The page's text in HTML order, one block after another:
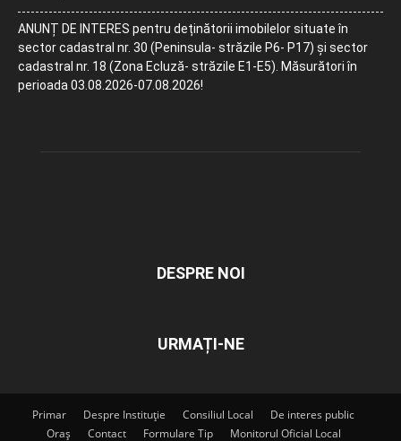
ANUNȚ DE INTERES pentru deținătorii imobilelor situate în
sector cadastral nr. 30 (Peninsula- străzile P6- P17) și sector
cadastral nr. 18 (Zona Ecluză- străzile E1-E5). Măsurători în
perioada 03.08.2026-07.08.2026!
DESPRE NOI
URMAȚI-NE
Primar Despre Instituție Consiliul Local
De interes public
Oraș
Contact Formulare Tip Monitorul Oficial Local